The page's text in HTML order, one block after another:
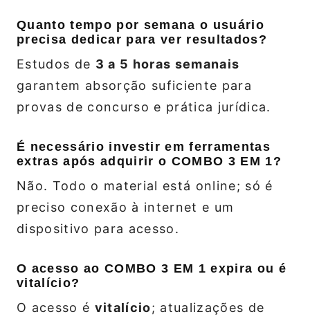
Quanto tempo por semana o usuário
precisa dedicar para ver resultados?
Estudos de 3 a 5 horas semanais
garantem absorção suficiente para
provas de concurso e prática jurídica.
É necessário investir em ferramentas
extras após adquirir o COMBO 3 EM 1?
Não. Todo o material está online; só é
preciso conexão à internet e um
dispositivo para acesso.
O acesso ao COMBO 3 EM 1 expira ou é
vitalício?
O acesso é vitalício; atualizações de